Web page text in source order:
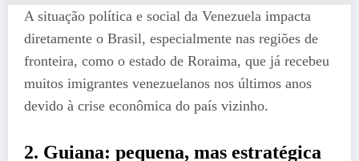
A situação política e social da Venezuela impacta
diretamente o Brasil, especialmente nas regiões de
fronteira, como o estado de Roraima, que já recebeu
muitos imigrantes venezuelanos nos últimos anos
devido à crise econômica do país vizinho.
2. Guiana: pequena, mas estratégica